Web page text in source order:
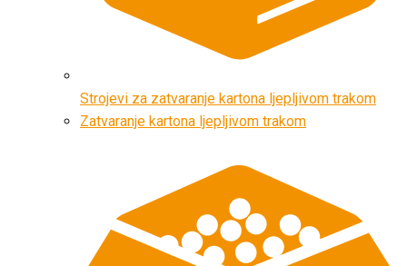
Strojevi za zatvaranje kartona ljepljivom trakom
Zatvaranje kartona ljepljivom trakom